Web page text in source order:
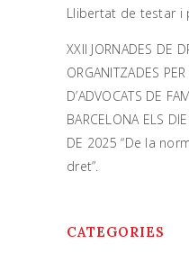
Llibertat de testar i
XXII JORNADES DE
ORGANITZADES
D’ADVOCATS DE
BARCELONA ELS
DE 2025 “De la
dret”.
CATEGORIES